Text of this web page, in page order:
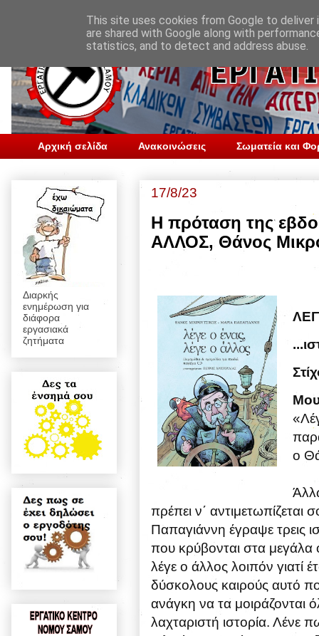
Αρχική σελίδα Ανακοινώσεις Σωματεία και
17/8/23
Η πρόταση της
ΑΛΛΟΣ, Θάνος
ο
πρέπει ν΄
Παπαγιάννη έγραψε τρεις
που κρύβονται στα μεγάλα
λέγε ο άλλος λοιπόν γιατί
δύσκολους καιρούς αυτό
ανάγκη να τα μοιράζονται
λαχταριστή ιστορία. Λένε
Διαρκής
ενημέρωση για
διάφορα
εργασιακά
ζητήματα
This site uses cookies from Google to
are shared with Google along with
statistics, and to detect and address abuse.